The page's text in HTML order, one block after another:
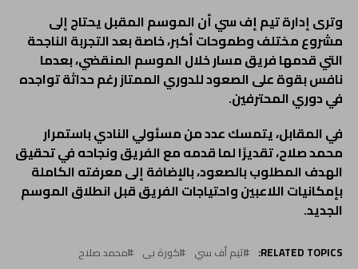
وترى إدارة تيم إف سي أن الموسم المقبل يحتاج إلى
مشروع مختلف وطموحات أكبر، خاصة بعد التجربة الناجحة
التي قدمها فريق مسار خلال الموسم المنقضي، بعدما
نافس بقوة على الصعود للدوري الممتاز رغم حداثة تواجده
في دوري المحترفين.
في المقابل، يتمسك عدد من مسئولي النادي باستمرار
محمد صلاح، تقديرًا لما قدمه مع الفريق ونجاحه في تحقيق
الهدف المطلوب بالصعود، بالإضافة إلى معرفته الكاملة
بإمكانيات اللاعبين واحتياجات الفريق قبل انطلاق الموسم
الجديد.
RELATED TOPICS: تيم أف سي كورة بى محمد صلاح